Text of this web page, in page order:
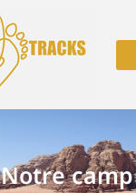
Notre camp